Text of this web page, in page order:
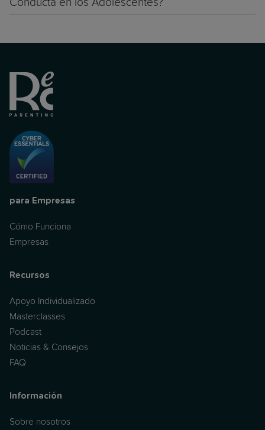
para Empresas
Cómo Funciona
Empresas
Recursos
Apoyo Individualizado
Masterclasses
Podcast
Noticias & Consejos
FAQ
Información
Sobre nosotros